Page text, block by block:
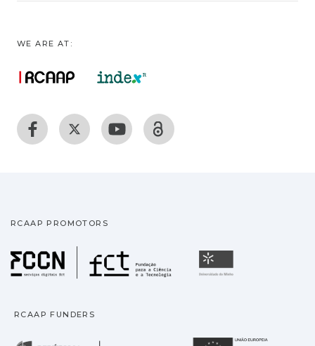
WE ARE AT:
RCAAP PROMOTORS
Fundação para a
RCAAP FUNDERS